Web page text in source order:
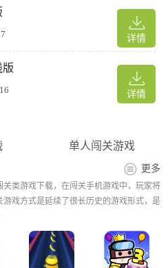
角色的形象也是比较的可爱，要你
间过长会被反击，值得提的是在靠
接丢下平台获胜，同时不单可以抬
将对方丢来的炸弹再拾取丢回去，
然在头顶爆炸就得不偿失了。
人击倒。
+丢炸弹可以丢的比较远，前进+跳
详情
详情
版
单人闯关游戏
更多
类游戏下载，在闯关手机游戏中，玩家将
戏方式是延续了很长历史的游戏形式，是